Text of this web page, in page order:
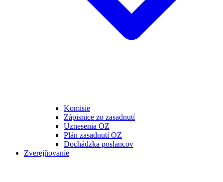
Komisie
Zápisnice zo zasadnutí
Uznesenia OZ
Plán zasadnutí OZ
Dochádzka poslancov
Zverejňovanie